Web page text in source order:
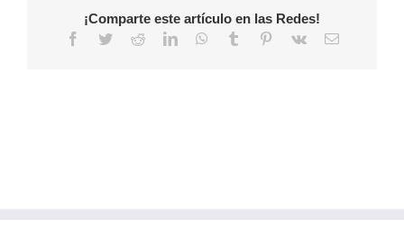
¡Comparte este artículo en las Redes!
Facebook
TwitterRedditLinkedInWhatsApp
Tumblr Pinterest
Vk
Correo